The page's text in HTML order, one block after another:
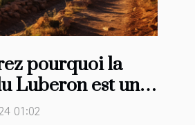
pourquoi la
Luberon est une
incontournable
01:02